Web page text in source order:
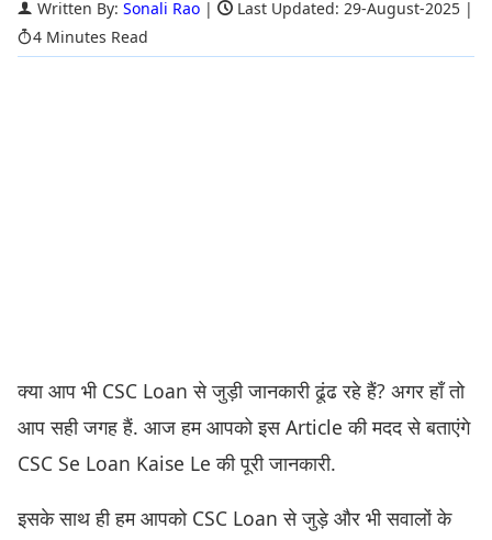
Written By: Sonali Rao | Last Updated: 29-August-2025 |
4 Minutes Read
क्या आप भी CSC Loan से जुड़ी जानकारी ढूंढ रहे हैं? अगर हाँ तो
आप सही जगह हैं. आज हम आपको इस Article की मदद से बताएंगे
CSC Se Loan Kaise Le की पूरी जानकारी.
इसके साथ ही हम आपको CSC Loan से जुड़े और भी सवालों के